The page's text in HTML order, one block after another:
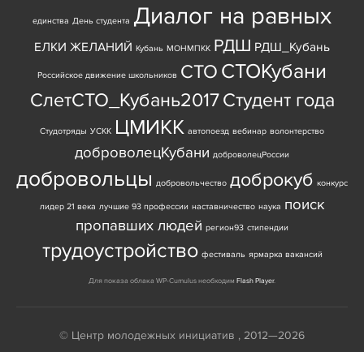
единства День студента Диалог на равных
ЕЛКИ ЖЕЛАНИЙ Кубань МОНМПКК РДШ РДШ_Кубань
Российское движение школьников СТО СТОКубани
СлетСТО_Кубань2017Студент года
Студотряды УСКК ЦМИКК автопоезд вебинар волонтерство
доброволецКубани доброволецРоссии
добровольцы добровольчество доброкуб конкурс
лидер 21 века лучшие 93 профессии наставничество наука поиск
пропавших людей регион93 стипендии
трудоустройство фестиваль ярмарка вакансий
Для показа облака WP-Cumulus необходим Flash Player.
© Центр молодежных инициатив , 2012—2026